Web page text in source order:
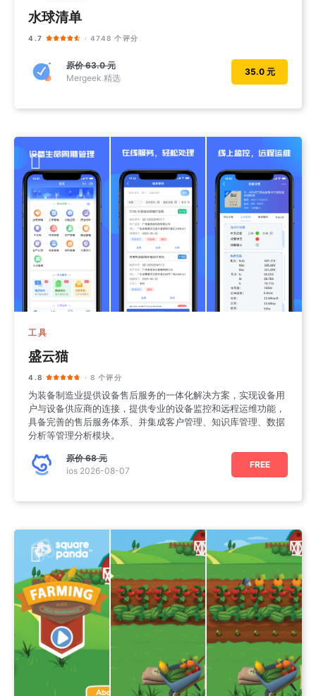
水球清单
4.7 · 4748 个评分
原价63.0 元
Mergeek 精选
35.0 元
工具
盛云猫
4.8 · 8 个评分
为装备制造业提供设备售后服务的一体化解决方案，实现设备用
户与设备供应商的连接，提供专业的设备监控和远程运维功能，
具备完善的售后服务体系、并集成客户管理、知识库管理、数据
分析等管理分析模块。
原价68 元
ios 2026-08-07
FREE